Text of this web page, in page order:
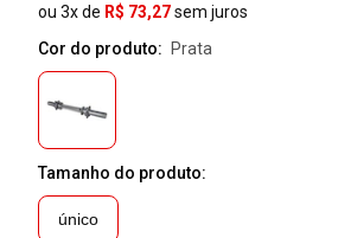
ou 3x de R$ 73,27sem juros
Cor do produto:
prata
Tamanho do produto:
único